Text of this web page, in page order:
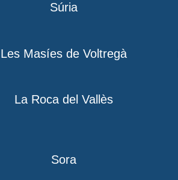
Súria
Les Masíes de Voltregà
La Roca del Vallès
Sora